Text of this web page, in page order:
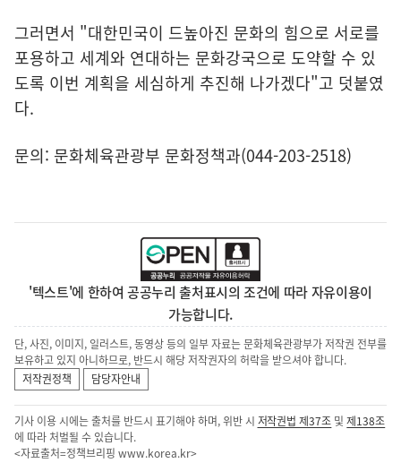
그러면서 "대한민국이 드높아진 문화의 힘으로 서로를
포용하고 세계와 연대하는 문화강국으로 도약할 수 있
도록 이번 계획을 세심하게 추진해 나가겠다"고 덧붙였
다.
문의: 문화체육관광부 문화정책과(044-203-2518)
'텍스트'에 한하여 공공누리 출처표시의 조건에 따라 자유이용이
가능합니다.
단, 사진, 이미지, 일러스트, 동영상 등의 일부 자료는 문화체육관광부가 저작권 전부를
보유하고 있지 아니하므로, 반드시 해당 저작권자의 허락을 받으셔야 합니다.
저작권정책
담당자안내
기사 이용 시에는 출처를 반드시 표기해야 하며, 위반 시 저작권법 제37조 및제138조
에 따라 처벌될 수 있습니다.
<자료출처=정책브리핑 www.korea.kr>